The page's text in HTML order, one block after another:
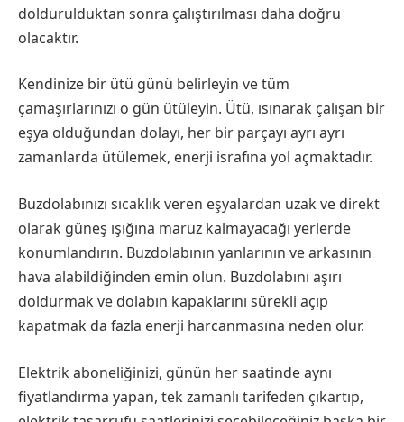
doldurulduktan sonra çalıştırılması daha doğru
olacaktır.
Kendinize bir ütü günü belirleyin ve tüm
çamaşırlarınızı o gün ütüleyin. Ütü, ısınarak çalışan bir
eşya olduğundan dolayı, her bir parçayı ayrı ayrı
zamanlarda ütülemek, enerji israfına yol açmaktadır.
Buzdolabınızı sıcaklık veren eşyalardan uzak ve direkt
olarak güneş ışığına maruz kalmayacağı yerlerde
konumlandırın. Buzdolabının yanlarının ve arkasının
hava alabildiğinden emin olun. Buzdolabını aşırı
doldurmak ve dolabın kapaklarını sürekli açıp
kapatmak da fazla enerji harcanmasına neden olur.
Elektrik aboneliğinizi, günün her saatinde aynı
fiyatlandırma yapan, tek zamanlı tarifeden çıkartıp,